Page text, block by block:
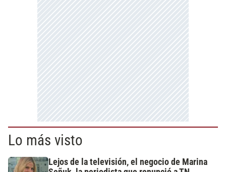
Lo más visto
Lejos de la televisión, el negocio de Marina